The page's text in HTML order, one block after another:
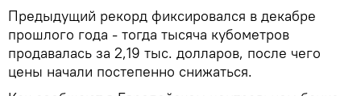
Предыдущий рекорд фиксировался в декабре
прошлого года - тогда тысяча кубометров
продавалась за 2,19 тыс. долларов, после чего
цены начали постепенно снижаться.